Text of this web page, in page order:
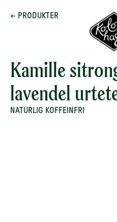
← PRODUKTER
Dette
Produkter
Kontakt
E-
Oppskrifter
Kamille
lavendel
NATURLIG KOFFEINFRI